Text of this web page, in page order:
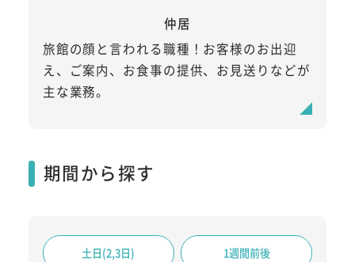
仲居
旅館の顔と言われる職種！お客様のお出迎
え、ご案内、お食事の提供、お見送りなどが
主な業務。
期間から探す
土日(2,3日) 1週間前後